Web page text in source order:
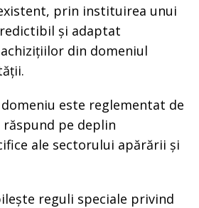
prin instituirea unui
și adaptat
din domeniul
este reglementat de
pe deplin
ale sectorului apărării și
reguli speciale privind